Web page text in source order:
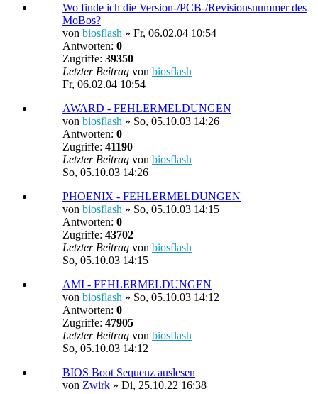
Wo finde ich die Version-/PCB-/Revisionsnummer des
MoBos?
von biosflash » Fr, 06.02.04 10:54
Antworten: 0
Zugriffe: 39350
Letzter Beitrag von biosflash
Fr, 06.02.04 10:54
AWARD - FEHLERMELDUNGEN
von biosflash » So, 05.10.03 14:26
Antworten: 0
Zugriffe: 41190
Letzter Beitrag von biosflash
So, 05.10.03 14:26
PHOENIX - FEHLERMELDUNGEN
von biosflash » So, 05.10.03 14:15
Antworten: 0
Zugriffe: 43702
Letzter Beitrag von biosflash
So, 05.10.03 14:15
AMI - FEHLERMELDUNGEN
von biosflash » So, 05.10.03 14:12
Antworten: 0
Zugriffe: 47905
Letzter Beitrag von biosflash
So, 05.10.03 14:12
BIOS Boot Sequenz auslesen
von Zwirk » Di, 25.10.22 16:38